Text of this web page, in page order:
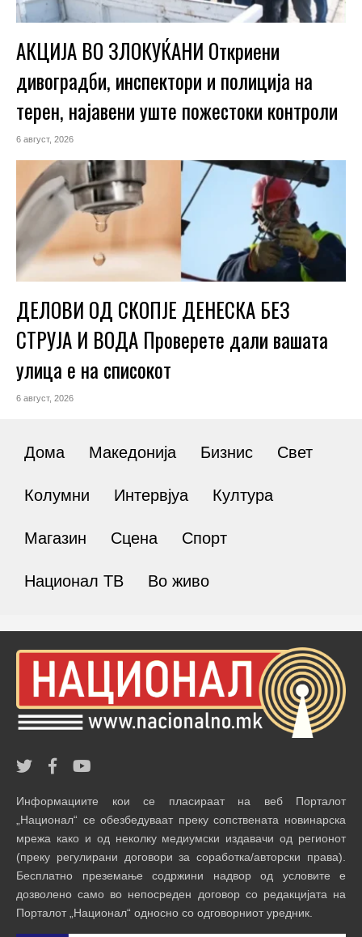
АКЦИЈА ВО ЗЛОКУЌАНИ Откриени
дивоградби, инспектори и полиција на
терен, најавени уште пожестоки контроли
6 август, 2026
ДЕЛОВИ ОД СКОПЈЕ ДЕНЕСКА БЕЗ
СТРУЈА И ВОДА Проверете дали вашата
улица е на списокот
6 август, 2026
Дома Македонија Бизнис Свет
Колумни Интервјуа Култура
Магазин Сцена Спорт
Национал ТВ Во живо
Информациите кои се пласираат на веб Порталот
„Национал“ се обезбедуваат преку сопствената новинарска
мрежа како и од неколку медиумски издавачи од регионот
(преку регулирани договори за соработка/авторски права).
Бесплатно преземање содржини надвор од условите е
дозволено само во непосреден договор со редакцијата на
Порталот „Национал“ односно со одговорниот уредник.